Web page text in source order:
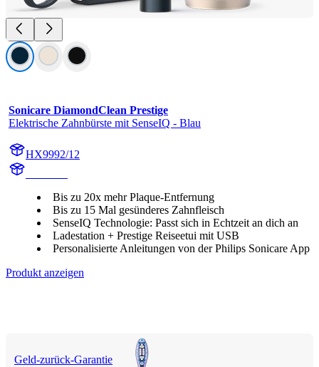
Sonicare DiamondClean Prestige
Elektrische Zahnbürste mit SenseIQ - Blau
HX9992/12
Bis zu 20x mehr Plaque-Entfernung
Bis zu 15 Mal gesünderes Zahnfleisch
SenseIQ Technologie: Passt sich in Echtzeit an dich an
Ladestation + Prestige Reiseetui mit USB
Personalisierte Anleitungen von der Philips Sonicare App
Produkt anzeigen
Geld-zurück-Garantie